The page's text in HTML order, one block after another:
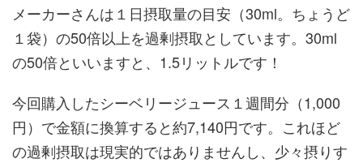
メーカーさんは１日摂取量の目安（30ml。ちょうど
１袋）の50倍以上を過剰摂取としています。30ml
の50倍といいますと、1.5リットルです！
今回購入したシーベリージュース１週間分（1,000
円）で金額に換算すると約7,140円です。これほど
の過剰摂取は現実的ではありませんし、少々摂りす